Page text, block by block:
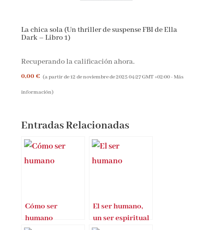
La chica sola (Un thriller de suspense FBI de Ella
Dark – Libro 1)
Recuperando la calificación ahora.
0,00 € (a partir de 12 de noviembre de 2025 04:27 GMT +02:00 -Más
información)
Entradas Relacionadas
Cómo ser
humano
El ser humano,
un ser espiritual